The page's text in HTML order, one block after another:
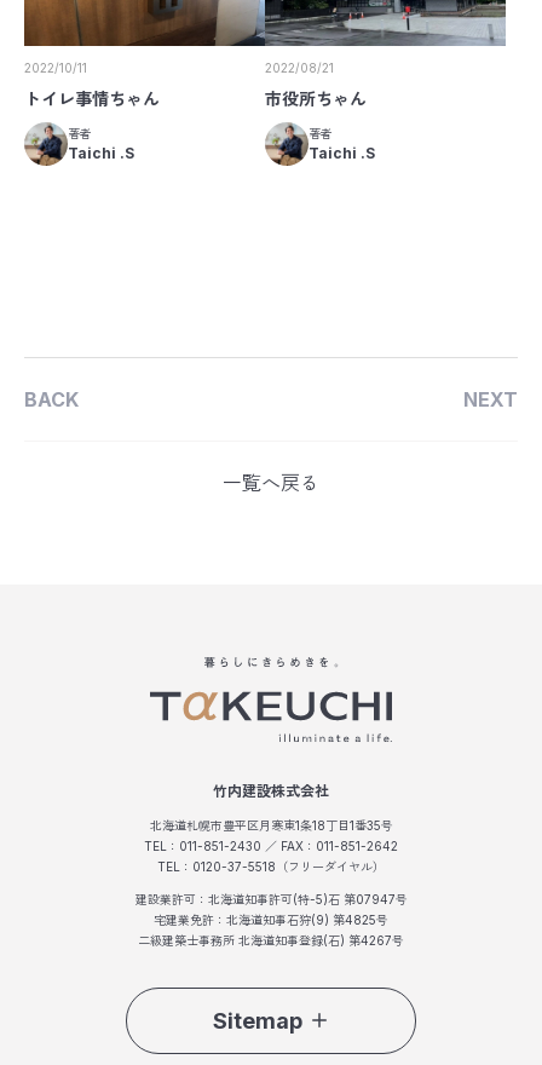
2022/10/11
トイレ事情ちゃん
著者
Taichi .S
2022/08/21
市役所ちゃん
著者
Taichi .S
BACK
一覧へ戻る
NEXT
竹内建設株式会社
北海道札幌市豊平区月寒東1条18丁目1番35号
TEL：011-851-2430 ／ FAX：011-851-2642
TEL：0120-37-5518（フリーダイヤル）
建設業許可：北海道知事許可(特-5)石 第07947号
宅建業免許：北海道知事石狩(9) 第4825号
二級建築士事務所 北海道知事登録(石) 第4267号
Sitemap